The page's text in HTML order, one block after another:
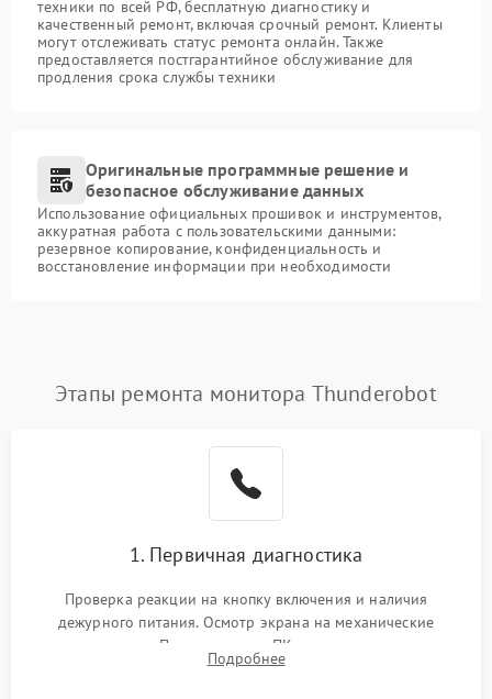
техники по всей РФ, бесплатную диагностику и
качественный ремонт, включая срочный ремонт. Клиенты
могут отслеживать статус ремонта онлайн. Также
предоставляется постгарантийное обслуживание для
продления срока службы техники
Оригинальные программные решение и
безопасное обслуживание данных
Использование официальных прошивок и инструментов,
аккуратная работа с пользовательскими данными:
резервное копирование, конфиденциальность и
восстановление информации при необходимости
Этапы ремонта монитора Thunderobot
1. Первичная диагностика
Проверка реакции на кнопку включения и наличия
дежурного питания. Осмотр экрана на механические
повреждения. Подключение к ПК для оценки вывода
изображения, работы подсветки и выявления артефактов на
Подробнее